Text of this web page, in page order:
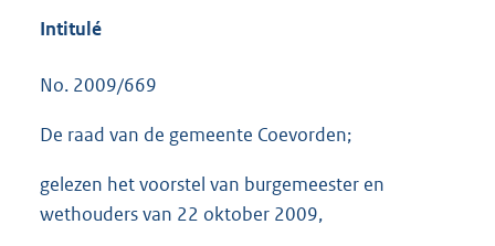
Intitulé
No. 2009/669
De raad van de gemeente Coevorden;
gelezen het voorstel van burgemeester en
wethouders van 22 oktober 2009,